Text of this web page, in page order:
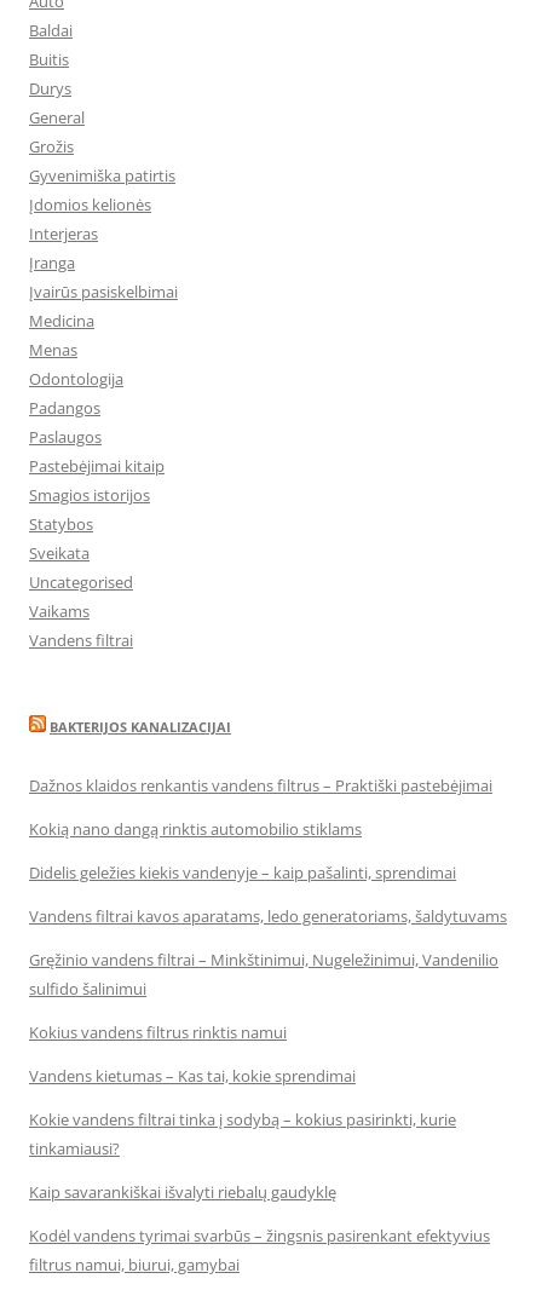
Baldai
Buitis
Durys
General
Grožis
Gyvenimiška patirtis
Įdomios kelionės
Interjeras
Įranga
Įvairūs pasiskelbimai
Medicina
Menas
Odontologija
Padangos
Paslaugos
Pastebėjimai kitaip
Smagios istorijos
Statybos
Sveikata
Uncategorised
Vaikams
Vandens filtrai
BAKTERIJOS KANALIZACIJAI
Dažnos klaidos renkantis vandens filtrus – Praktiški pastebėjimai
Kokią nano dangą rinktis automobilio stiklams
Didelis geležies kiekis vandenyje – kaip pašalinti, sprendimai
Vandens filtrai kavos aparatams, ledo generatoriams, šaldytuvams
Gręžinio vandens filtrai – Minkštinimui, Nugeležinimui, Vandenilio
sulfido šalinimui
Kokius vandens filtrus rinktis namui
Vandens kietumas – Kas tai, kokie sprendimai
Kokie vandens filtrai tinka į sodybą – kokius pasirinkti, kurie
tinkamiausi?
Kaip savarankiškai išvalyti riebalų gaudyklę
Kodėl vandens tyrimai svarbūs – žingsnis pasirenkant efektyvius
filtrus namui, biurui, gamybai